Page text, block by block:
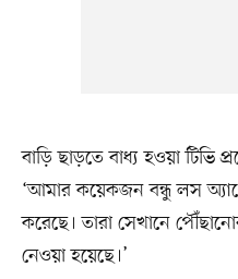
বাড়ি ছাড়তে বাধ্য হওয়া টিভি
‘আমার কয়েকজন বন্ধু লস
করেছে। তারা সেখানে
নেওয়া হয়েছে।’